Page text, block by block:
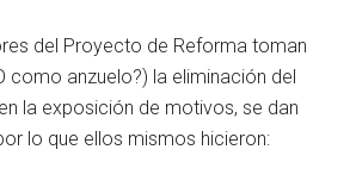
del Proyecto de Reforma toman
como anzuelo?) la eliminación del
la exposición de motivos, se dan
lo que ellos mismos hicieron: